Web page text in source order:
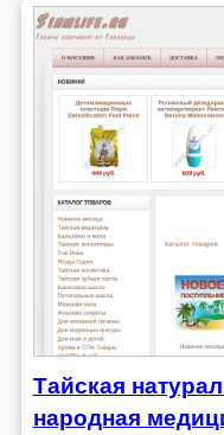
Тайская
народная